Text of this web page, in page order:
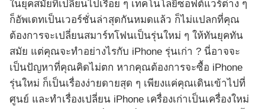
ในยุคสมัยที่เปลี่ยนไปเรื่อย ๆ เทคโนโลยีซอฟต์แวร์ต่าง ๆ
ก็อัพเดทเป็นเวอร์ชั่นล่าสุดกันหมดแล้ว ก็ไม่แปลกที่คุณ
ต้องการจะเปลี่ยนสมาร์ทโฟนเป็นรุ่นใหม่ ๆ ให้ทันยุคทัน
สมัย แต่คุณจะทำอย่างไรกับ iPhone รุ่นเก่า ? นี่อาจจะ
เป็นปัญหาที่คุณคิดไม่ตก หากคุณต้องการจะซื้อ iPhone
รุ่นใหม่ ก็เป็นเรื่องง่ายดายสุด ๆ เพียงแค่คุณเดินเข้าไปที่
ศูนย์ และทำเรื่องเปลี่ยน iPhone เครื่องเก่าเป็นเครื่องใหม่